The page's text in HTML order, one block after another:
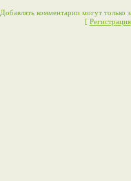
Добавлять комментарии могут только
[ Регистрация